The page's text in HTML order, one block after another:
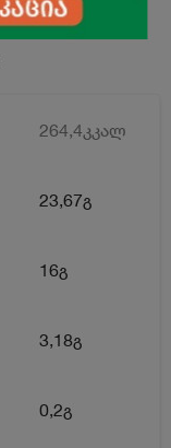
264,4კკალ
23,67გ
16გ
3,18გ
0,2გ